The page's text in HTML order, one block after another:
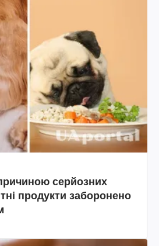
серйозних
продукти заборонено